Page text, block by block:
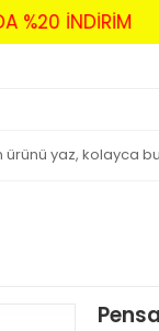
%20 İNDİRİM